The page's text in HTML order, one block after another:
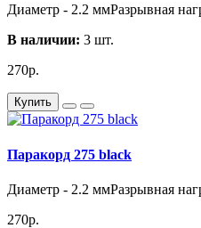
Диаметр - 2.2 ммРазрывная
В наличии: 3 шт.
270р.
Купить
Паракорд 275 black
Диаметр - 2.2 ммРазрывная
270р.